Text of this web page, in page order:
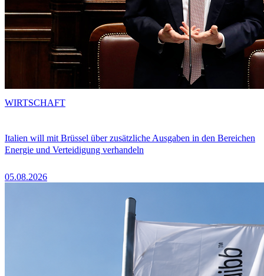
Italien will mit Brüssel über zusätzliche Ausgaben in den Bereichen
Energie und Verteidigung verhandeln
05.08.2026
WIRTSCHAFT